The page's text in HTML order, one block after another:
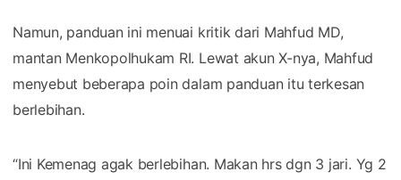
Namun, panduan ini menuai kritik dari Mahfud MD,
mantan Menkopolhukam RI. Lewat akun X-nya, Mahfud
menyebut beberapa poin dalam panduan itu terkesan
berlebihan.
“Ini Kemenag agak berlebihan. Makan hrs dgn 3 jari. Yg 2